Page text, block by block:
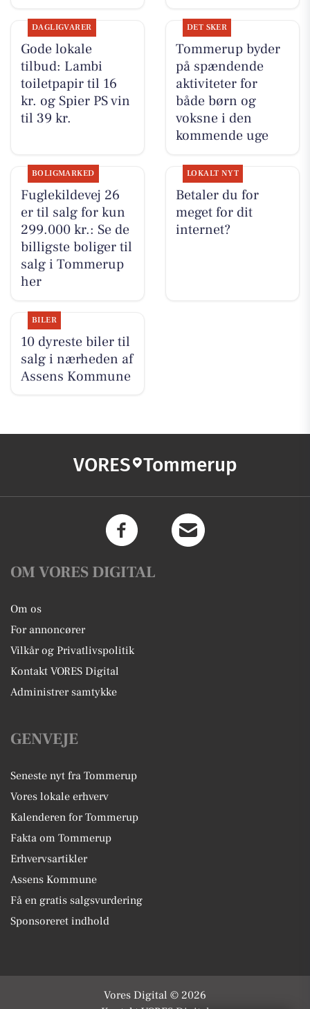
DAGLIGVARER
Gode lokale
tilbud: Lambi
toiletpapir til 16
kr. og Spier PS vin
til 39 kr.
DET SKER
Tommerup byder
på spændende
aktiviteter for
både børn og
voksne i den
kommende uge
BOLIGMARKED
Fuglekildevej 26
er til salg for kun
299.000 kr.: Se de
billigste boliger til
salg i Tommerup
her
LOKALT NYT
Betaler du for
meget for dit
internet?
BILER
10 dyreste biler til
salg i nærheden af
Assens Kommune
VORES Tommerup
OM VORES DIGITAL
Om os
For annoncører
Vilkår og Privatlivspolitik
Kontakt VORES Digital
Administrer samtykke
GENVEJE
Seneste nyt fra Tommerup
Vores lokale erhverv
Kalenderen for Tommerup
Fakta om Tommerup
Erhvervsartikler
Assens Kommune
Få en gratis salgsvurdering
Sponsoreret indhold
Vores Digital © 2026